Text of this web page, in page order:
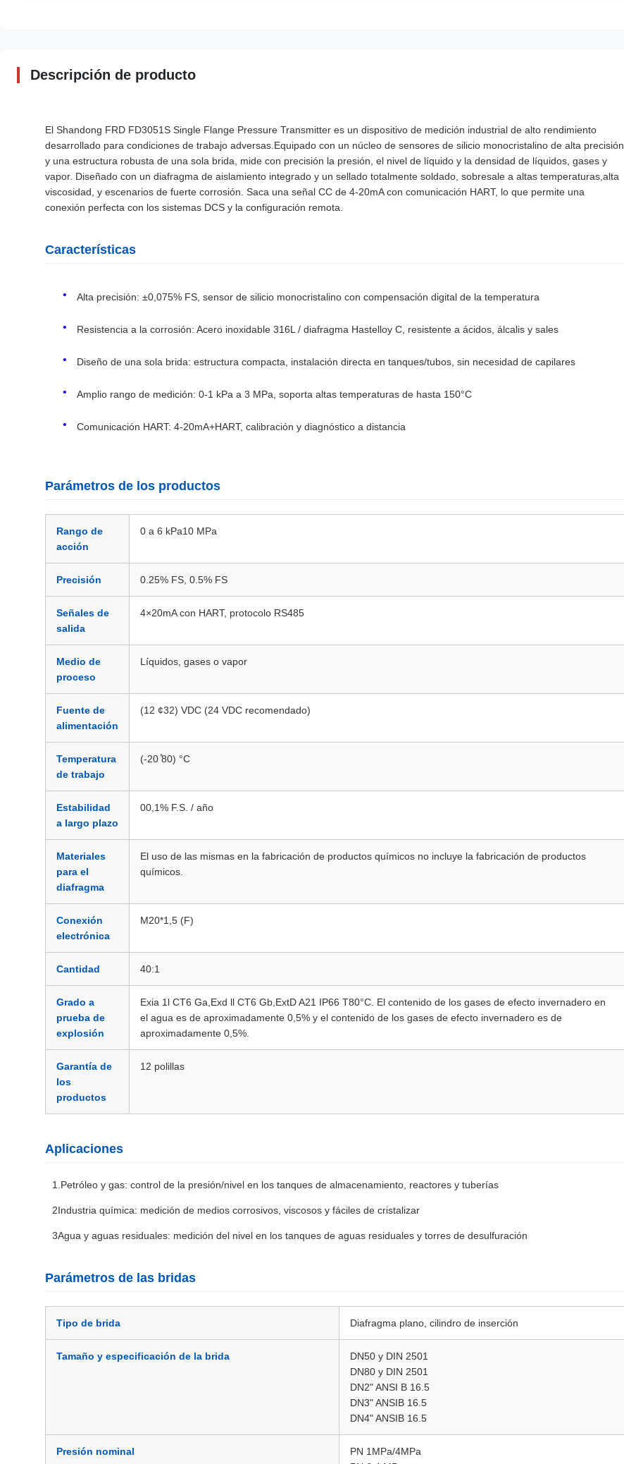
Descripción de producto
El Shandong FRD FD3051S Single Flange Pressure Transmitter es un dispositivo de medición industrial de alto rendimiento
desarrollado para condiciones de trabajo adversas.Equipado con un núcleo de sensores de silicio monocristalino de alta precisión
y una estructura robusta de una sola brida, mide con precisión la presión, el nivel de líquido y la densidad de líquidos, gases y
vapor. Diseñado con un diafragma de aislamiento integrado y un sellado totalmente soldado, sobresale a altas temperaturas,alta
viscosidad, y escenarios de fuerte corrosión. Saca una señal CC de 4-20mA con comunicación HART, lo que permite una
conexión perfecta con los sistemas DCS y la configuración remota.
Características
Alta precisión: ±0,075% FS, sensor de silicio monocristalino con compensación digital de la temperatura
Resistencia a la corrosión: Acero inoxidable 316L / diafragma Hastelloy C, resistente a ácidos, álcalis y sales
Diseño de una sola brida: estructura compacta, instalación directa en tanques/tubos, sin necesidad de capilares
Amplio rango de medición: 0-1 kPa a 3 MPa, soporta altas temperaturas de hasta 150°C
Comunicación HART: 4-20mA+HART, calibración y diagnóstico a distancia
Parámetros de los productos
Rango de
acción
0 a 6 kPa10 MPa
Precisión 0.25% FS, 0.5% FS
Señales de
salida
4×20mA con HART, protocolo RS485
Medio de
proceso
Líquidos, gases o vapor
Fuente de
alimentación
(12 ¢32) VDC (24 VDC recomendado)
Temperatura
de trabajo
(-20 ̊80) °C
Estabilidad
a largo plazo
00,1% F.S. / año
Materiales
para el
diafragma
El uso de las mismas en la fabricación de productos químicos no incluye la fabricación de productos
químicos.
Conexión
electrónica
M20*1,5 (F)
Cantidad 40:1
Grado a
prueba de
explosión
Exia 1l CT6 Ga,Exd ll CT6 Gb,ExtD A21 IP66 T80°C. El contenido de los gases de efecto invernadero en
el agua es de aproximadamente 0,5% y el contenido de los gases de efecto invernadero es de
aproximadamente 0,5%.
Garantía de
los
productos
12 polillas
Aplicaciones
1.Petróleo y gas: control de la presión/nivel en los tanques de almacenamiento, reactores y tuberías
2Industria química: medición de medios corrosivos, viscosos y fáciles de cristalizar
3Agua y aguas residuales: medición del nivel en los tanques de aguas residuales y torres de desulfuración
Parámetros de las bridas
Tipo de brida Diafragma plano, cilindro de inserción
Tamaño y especificación de la brida
DN50 y DIN 2501
DN80 y DIN 2501
DN2" ANSI B 16.5
DN3" ANSIB 16.5
DN4" ANSIB 16.5
Presión nominal
PN 1MPa/4MPa